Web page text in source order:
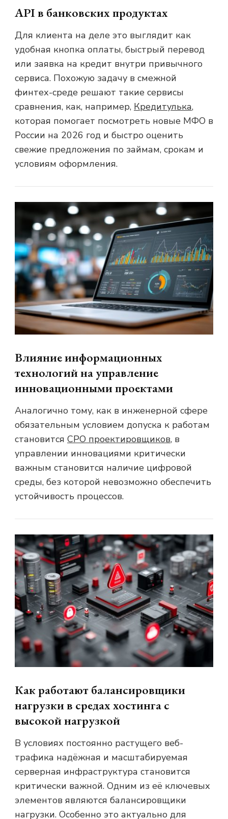
API в банковских продуктах
Для клиента на деле это выглядит как
удобная кнопка оплаты, быстрый перевод
или заявка на кредит внутри привычного
сервиса. Похожую задачу в смежной
финтех-среде решают такие сервисы
сравнения, как, например, Кредитулька,
которая помогает посмотреть новые МФО в
России на 2026 год и быстро оценить
свежие предложения по займам, срокам и
условиям оформления.
Влияние информационных
технологий на управление
инновационными проектами
Аналогично тому, как в инженерной сфере
обязательным условием допуска к работам
становится СРО проектировщиков, в
управлении инновациями критически
важным становится наличие цифровой
среды, без которой невозможно обеспечить
устойчивость процессов.
Как работают балансировщики
нагрузки в средах хостинга с
высокой нагрузкой
В условиях постоянно растущего веб-
трафика надёжная и масштабируемая
серверная инфраструктура становится
критически важной. Одним из её ключевых
элементов являются балансировщики
нагрузки. Особенно это актуально для